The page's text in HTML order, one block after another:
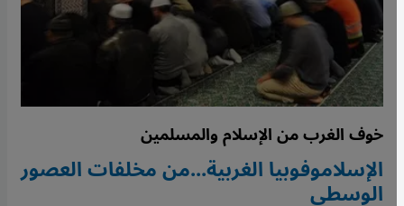
خوف الغرب من الإسلام والمسلمين
الإسلاموفوبيا الغربية...من مخلفات العصور
الوسطى